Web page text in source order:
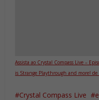
Assista ao Crystal Compass Live –
is Strange Playthrough and more!
Crystal Compass Live